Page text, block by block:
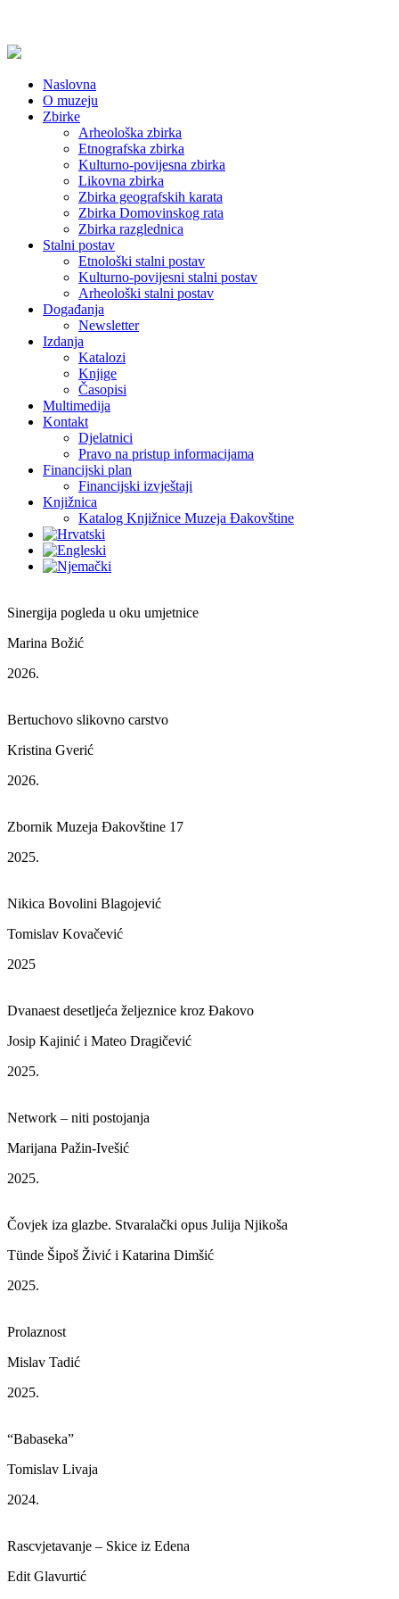
Naslovna
O muzeju
Zbirke
Arheološka zbirka
Etnografska zbirka
Kulturno-povijesna zbirka
Likovna zbirka
Zbirka geografskih karata
Zbirka Domovinskog rata
Zbirka razglednica
Stalni postav
Etnološki stalni postav
Kulturno-povijesni stalni postav
Arheološki stalni postav
Događanja
Newsletter
Izdanja
Katalozi
Knjige
Časopisi
Multimedija
Kontakt
Djelatnici
Pravo na pristup informacijama
Financijski plan
Financijski izvještaji
Knjižnica
Katalog Knjižnice Muzeja Đakovštine
Sinergija pogleda u oku umjetnice
Marina Božić
2026.
Bertuchovo slikovno carstvo
Kristina Gverić
2026.
Zbornik Muzeja Đakovštine 17
2025.
Nikica Bovolini Blagojević
Tomislav Kovačević
2025
Dvanaest desetljeća željeznice kroz Đakovo
Josip Kajinić i Mateo Dragičević
2025.
Network – niti postojanja
Marijana Pažin-Ivešić
2025.
Čovjek iza glazbe. Stvaralački opus Julija Njikoša
Tünde Šipoš Živić i Katarina Dimšić
2025.
Prolaznost
Mislav Tadić
2025.
“Babaseka”
Tomislav Livaja
2024.
Rascvjetavanje – Skice iz Edena
Edit Glavurtić